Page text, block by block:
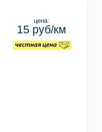
цена:
15 руб/км